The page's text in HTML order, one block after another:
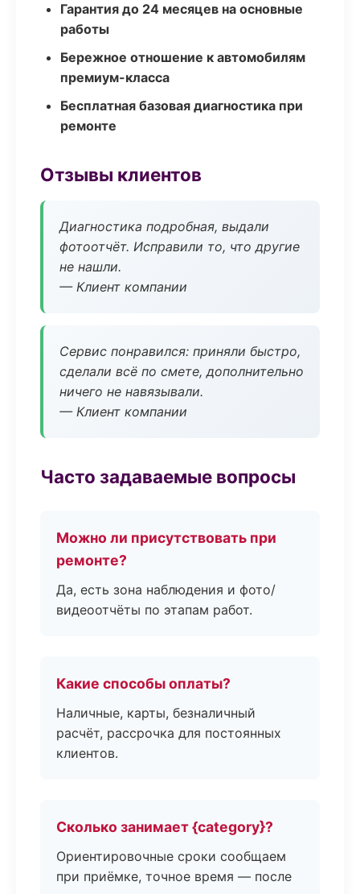
Гарантия до 24 месяцев на основные
работы
Бережное отношение к автомобилям
премиум-класса
Бесплатная базовая диагностика при
ремонте
Отзывы клиентов
Диагностика подробная, выдали
фотоотчёт. Исправили то, что другие
не нашли.
— Клиент компании
Сервис понравился: приняли быстро,
сделали всё по смете, дополнительно
ничего не навязывали.
— Клиент компании
Часто задаваемые вопросы
Можно ли присутствовать при
ремонте?
Да, есть зона наблюдения и фото/
видеоотчёты по этапам работ.
Какие способы оплаты?
Наличные, карты, безналичный
расчёт, рассрочка для постоянных
клиентов.
Сколько занимает {category}?
Ориентировочные сроки сообщаем
при приёмке, точное время — после